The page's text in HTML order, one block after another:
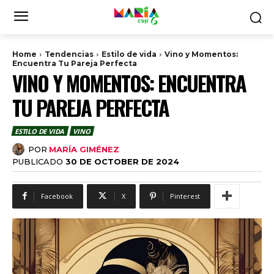
Home Tendencias Estilo de vida
Vino y Momentos:
Encuentra Tu Pareja Perfecta
VINO Y MOMENTOS: ENCUENTRA
TU PAREJA PERFECTA
ESTILO DE VIDA VINO
POR MARÍA GIMÉNEZ
PUBLICADO 30 DE OCTOBER DE 2024
Facebook X Pinterest